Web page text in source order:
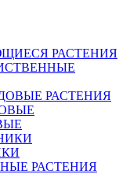
РАСТЕНИЯ
РАСТЕНИЯ
РАСТЕНИЯ